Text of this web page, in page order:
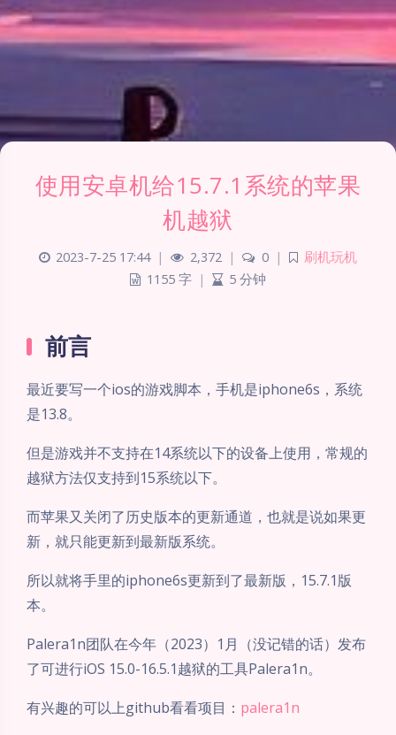
使用安卓机给15.7.1系统的苹果
机越狱
2023-7-25 17:44 | 2,372 | 0 |
刷机玩机
1155 字 | 5 分钟
前言
最近要写一个ios的游戏脚本，手机是iphone6s，系统
是13.8。
但是游戏并不支持在14系统以下的设备上使用，常规的
越狱方法仅支持到15系统以下。
而苹果又关闭了历史版本的更新通道，也就是说如果更
新，就只能更新到最新版系统。
所以就将手里的iphone6s更新到了最新版，15.7.1版
本。
Palera1n团队在今年（2023）1月（没记错的话）发布
了可进行iOS 15.0-16.5.1越狱的工具Palera1n。
有兴趣的可以上github看看项目： palera1n